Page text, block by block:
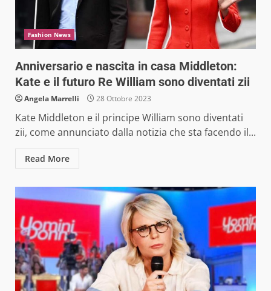
Fashion News
Anniversario e nascita in casa Middleton:
Kate e il futuro Re William sono diventati zii
Angela Marrelli 28 Ottobre 2023
Kate Middleton e il principe William sono diventati
zii, come annunciato dalla notizia che sta facendo il...
Read More